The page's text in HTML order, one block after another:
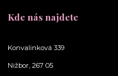
Kde nás najdete
Konvalinková 339
Nižbor, 267 05